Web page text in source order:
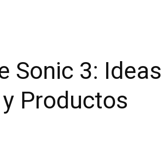
Sonic 3: Ideas
Productos